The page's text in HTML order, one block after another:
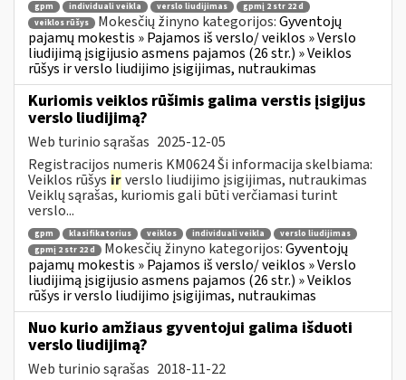
gpm individuali veikla verslo liudijimas
gpmį 2 str 22 d
veiklos rūšys
Mokesčių žinyno kategorijos:Gyventojų
pajamų mokestis » Pajamos iš verslo/ veiklos » Verslo
liudijimą įsigijusio asmens pajamos (26 str.) » Veiklos
rūšys ir verslo liudijimo įsigijimas, nutraukimas
Kuriomis veiklos rūšimis galima verstis įsigijus
verslo liudijimą?
Web turinio sąrašas 2025-12-05
Registracijos numeris KM0624 Ši informacija skelbiama:
Veiklos rūšys irverslo liudijimo įsigijimas, nutraukimas
Veiklų sąrašas, kuriomis gali būti verčiamasi turint
verslo...
gpm klasifikatorius veiklos individuali veikla
verslo liudijimas
gpmį 2 str 22 d
Mokesčių žinyno kategorijos:Gyventojų
pajamų mokestis » Pajamos iš verslo/ veiklos » Verslo
liudijimą įsigijusio asmens pajamos (26 str.) » Veiklos
rūšys ir verslo liudijimo įsigijimas, nutraukimas
Nuo kurio amžiaus gyventojui galima išduoti
verslo liudijimą?
Web turinio sąrašas 2018-11-22